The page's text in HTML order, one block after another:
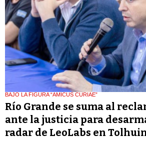
BAJO LA FIGURA “AMICUS CURIAE”
Río Grande se suma al
ante la justicia para
radar de LeoLabs en